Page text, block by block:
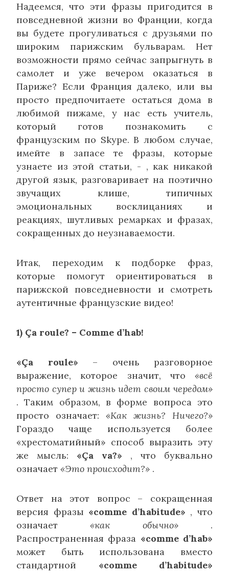
Надеемся, что эти фразы пригодится в
повседневной жизни во Франции, когда
вы будете прогуливаться с друзьями по
широким парижским бульварам. Нет
возможности прямо сейчас запрыгнуть в
самолет и уже вечером оказаться в
Париже? Если Франция далеко, или вы
просто предпочитаете остаться дома в
любимой пижаме, у нас есть учитель,
который готов познакомить с
французским по Skype. В любом случае,
имейте в запасе те фразы, которые
узнаете из этой статьи, - , как никакой
другой язык, разговаривает на поэтично
звучащих клише, типичных
эмоциональных восклицаниях и
реакциях, шутливых ремарках и фразах,
сокращенных до неузнаваемости.
Итак, переходим к подборке фраз,
которые помогут ориентироваться в
парижской повседневности и смотреть
аутентичные французские видео!
1) Ça roule? – Comme d’hab!
«Ça roule» – очень разговорное
выражение, которое значит, что «всё
просто супер и жизнь идет своим чередом»
. Таким образом, в форме вопроса это
просто означает: «Как жизнь? Ничего?»
Гораздо чаще используется более
«хрестоматийный» способ выразить эту
же мысль: «Ça va?» , что буквально
означает «Это происходит?» .
Ответ на этот вопрос – сокращенная
версия фразы «comme d’habitude» , что
означает«как обычно» .
Распространенная фраза «comme d’hab»
может быть использована вместо
стандартной «comme d’habitude»